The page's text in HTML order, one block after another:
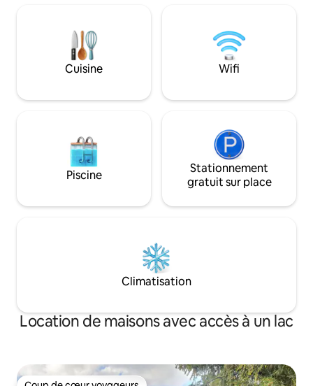
intimité
de la nature, un
lisière de forêt. À
Baldeneysee.
Cuisine Wifi
Piscine
Stationnement
gratuit sur place
Climatisation
Location de maisons avec accès à un lac